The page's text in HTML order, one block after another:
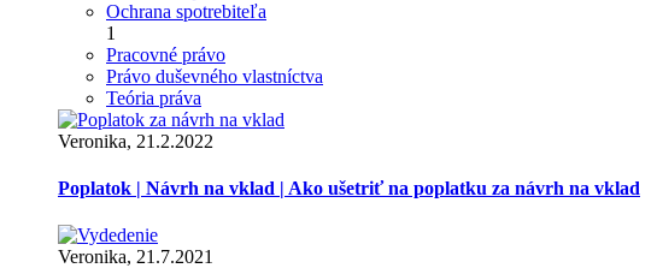
Ochrana spotrebiteľa
1
Pracovné právo
Právo duševného vlastníctva
Teória práva
Veronika, 21.2.2022
Poplatok | Návrh na vklad | Ako ušetriť na poplatku za návrh na vklad
Veronika, 21.7.2021